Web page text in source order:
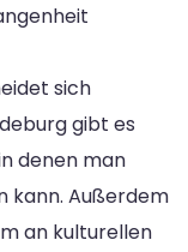
sich
gibt es
denen man
kann. Außerdem
an kulturellen